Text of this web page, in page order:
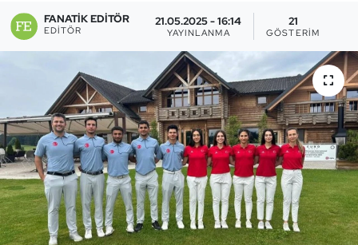
FANATIK EDITÖR
EDITÖR
21.05.2025 - 16:14
YAYINLANMA
21
GÖSTERIM
Briç
Buz Hokeyi
Buz Pateni
Çim Hokeyi
Cimnastik
Curling